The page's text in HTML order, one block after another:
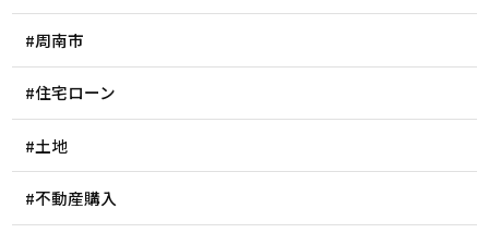
#周南市
#住宅ローン
#土地
#不動産購入